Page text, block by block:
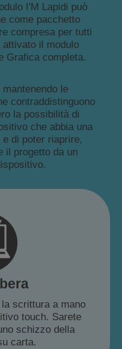
I'M Lapidi può
come pacchetto
compresa per tutti
attivato il modulo
Grafica completa.
le
contraddistinguono
la possibilità di
che abbia una
di poter riaprire,
il progetto da un
scrittura a mano
touch. Sarete
schizzo della
carta.